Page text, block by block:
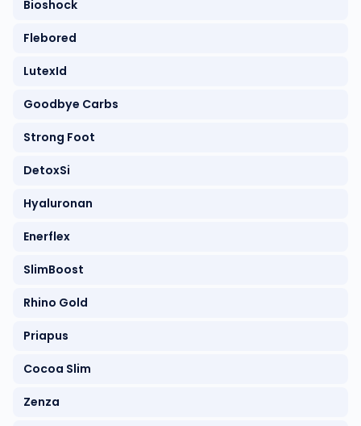
Bioshock
Flebored
LutexId
Goodbye Carbs
Strong Foot
DetoxSi
Hyaluronan
Enerflex
SlimBoost
Rhino Gold
Priapus
Cocoa Slim
Zenza